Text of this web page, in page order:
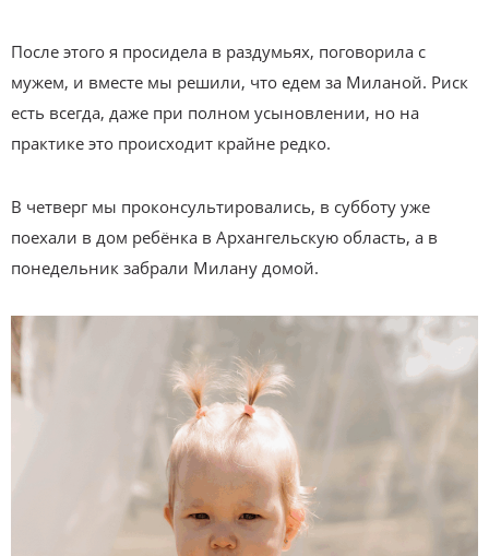
После этого я просидела в раздумьях, поговорила с
мужем, и вместе мы решили, что едем за Миланой. Риск
есть всегда, даже при полном усыновлении, но на
практике это происходит крайне редко.
В четверг мы проконсультировались, в субботу уже
поехали в дом ребёнка в Архангельскую область, а в
понедельник забрали Милану домой.